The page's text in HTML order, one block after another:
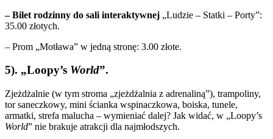
– Bilet rodzinny do sali interaktywnej „Ludzie – Statki – Porty”:
35.00 złotych.
– Prom „Motława” w jedną stronę: 3.00 złote.
5). „Loopy’s World”.
Zjeżdżalnie (w tym stroma „zjeżdżalnia z adrenaliną”), trampoliny,
tor saneczkowy, mini ścianka wspinaczkowa, boiska, tunele,
armatki, strefa malucha – wymieniać dalej? Jak widać, w „Loopy’s
World” nie brakuje atrakcji dla najmłodszych.